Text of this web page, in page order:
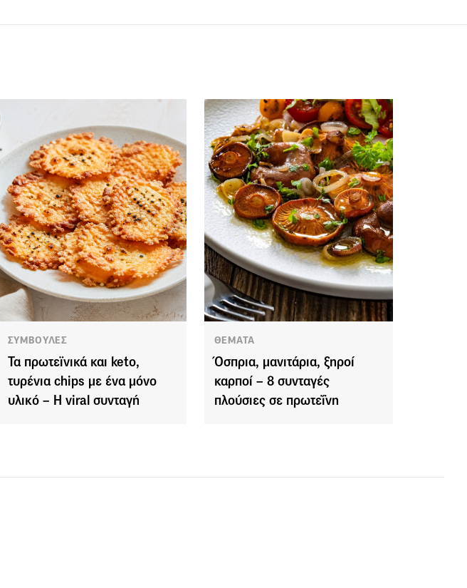
ΣΥΜΒΟΥΛΕΣ
Τα πρωτεϊνικά και keto,
τυρένια chips με ένα μόνο
υλικό – Η viral συνταγή
ΘΕΜΑΤΑ
Όσπρια, μανιτάρια, ξηροί
καρποί – 8 συνταγές
πλούσιες σε πρωτεΐνη